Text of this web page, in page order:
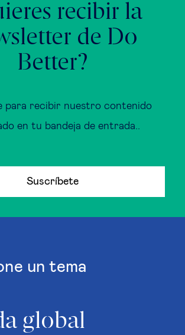
recibir la
de Do
Better?
para recibir nuestro contenido
en tu bandeja de entrada..
Suscríbete
un tema
global